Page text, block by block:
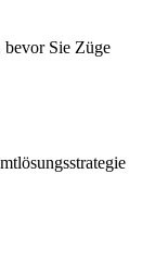
bevor Sie Züge